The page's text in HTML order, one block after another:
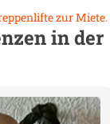
zur Miete.
in der